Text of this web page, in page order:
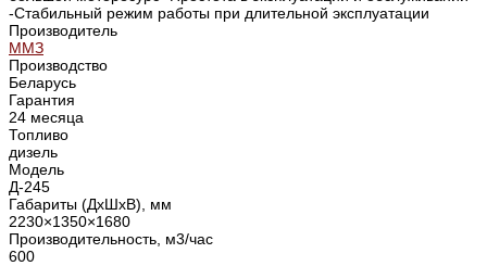
-Стабильный режим работы при длительной эксплуатации
Производитель
ММЗ
Производство
Беларусь
Гарантия
24 месяца
Топливо
дизель
Модель
Д-245
Габариты (ДхШхВ), мм
2230×1350×1680
Производительность, м3/час
600